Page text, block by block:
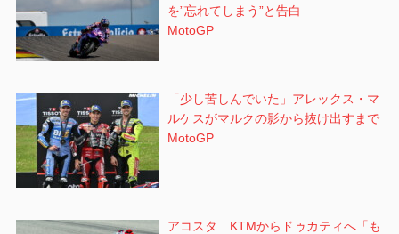
を”忘れてしまう”と告白
MotoGP
「少し苦しんでいた」アレックス・マ
ルケスがマルクの影から抜け出すまで
MotoGP
アコスタ KTMからドゥカティへ「も